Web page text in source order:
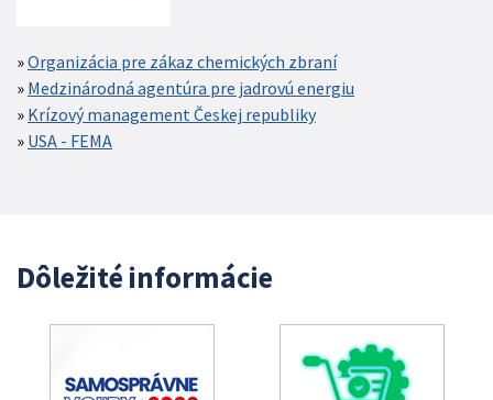
Organizácia pre zákaz chemických zbraní
Medzinárodná agentúra pre jadrovú energiu
Krízový management Českej republiky
USA - FEMA
Dôležité informácie